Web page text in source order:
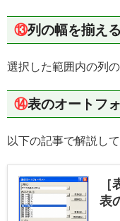
⑬列の幅を揃える
選択した範囲内の列
⑭表のオートフ
以下の記事で解説して
表